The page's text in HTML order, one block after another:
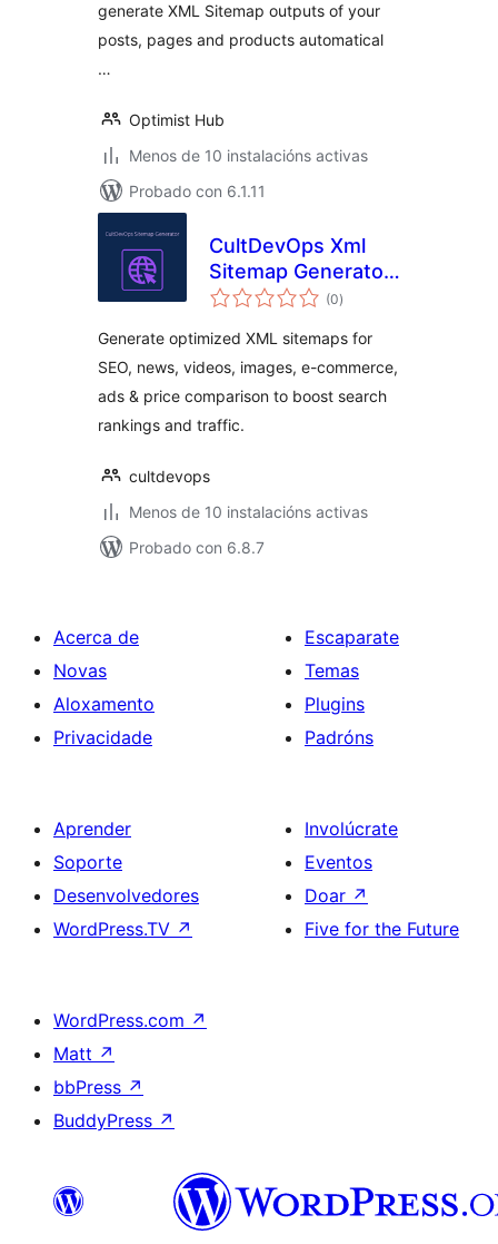
generate XML Sitemap outputs of your
posts, pages and products automatical
…
Optimist Hub
Menos de 10 instalacións activas
Probado con 6.1.11
CultDevOps Xml
Sitemap Generator:
Seo, News, Video,
Commerce, Ads &
Price Comparison
(0valoracións
totais
)
Generate optimized XML sitemaps for
SEO, news, videos, images, e-commerce,
ads & price comparison to boost search
rankings and traffic.
cultdevops
Menos de 10 instalacións activas
Probado con 6.8.7
Acerca de
Novas
Aloxamento
Privacidade
Escaparate
Temas
Plugins
Padróns
Aprender
Soporte
Desenvolvedores
WordPress.TV ↗
Involúcrate
Eventos
Doar ↗
Five for the Future
WordPress.com ↗
Matt ↗
bbPress ↗
BuddyPress ↗